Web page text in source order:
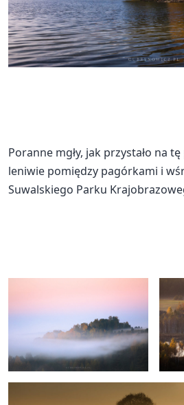
Poranne mgły, jak przystało na
leniwie pomiędzy pagórkami i
Suwalskiego Parku